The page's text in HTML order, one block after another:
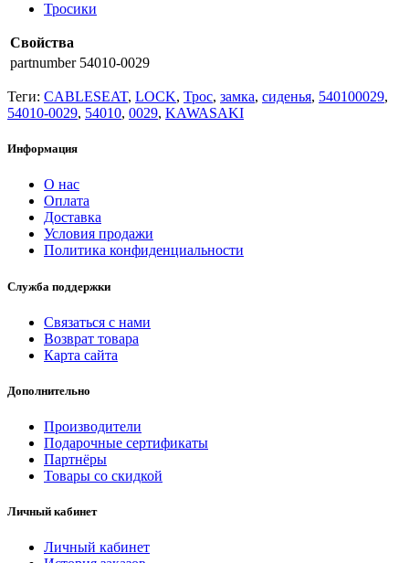
Тросики
Свойства
partnumber 54010-0029
Теги: CABLESEAT, LOCK, Трос, замка, сиденья, 540100029,
54010-0029, 54010, 0029, KAWASAKI
Информация
О нас
Оплата
Доставка
Условия продажи
Политика конфиденциальности
Служба поддержки
Связаться с нами
Возврат товара
Карта сайта
Дополнительно
Производители
Подарочные сертификаты
Партнёры
Товары со скидкой
Личный кабинет
Личный кабинет